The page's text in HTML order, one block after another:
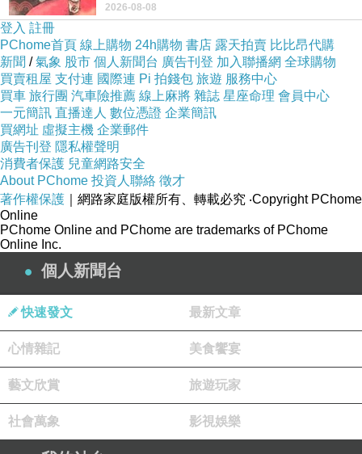
停止衰老、痛覺消失…堪
2026-08-08
登入 註冊
PChome首頁 線上購物 24h購物 書店 露天拍賣 比比昂代購
新聞 /氣象 股市 個人新聞台 廣告刊登 加入聯播網 全球購物
買賣租屋 支付連 國際連 Pi 拍錢包 旅遊 服務中心
買車 旅行團 汽車險推薦 線上麻將 雜誌 星座命理 會員中心
一元簡訊 直播達人 數位憑證 企業簡訊
買網址 虛擬主機 企業郵件
廣告刊登 隱私權聲明
消費者保護 兒童網路安全
About PChome 投資人聯絡 徵才
著作權保護 ｜網路家庭版權所有、轉載必究 ‧Copyright PChome
Online
PChome Online and PChome are trademarks of PChome
Online Inc.
個人新聞台
快速發文 最新文章
心情雜記 美食饗宴
藝文欣賞 旅遊玩家
社會萬象 影視娛樂